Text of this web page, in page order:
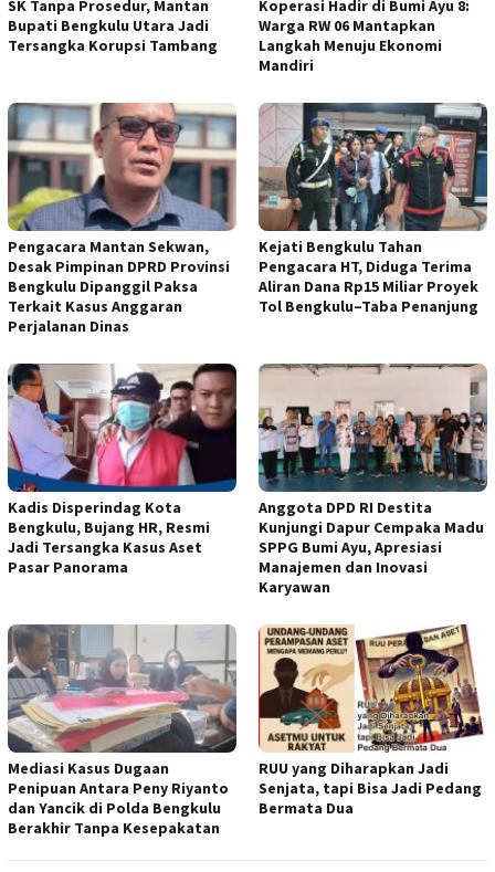
SK Tanpa Prosedur, Mantan
Bupati Bengkulu Utara Jadi
Tersangka Korupsi Tambang
Koperasi Hadir di Bumi Ayu 8:
Warga RW 06 Mantapkan
Langkah Menuju Ekonomi
Mandiri
Pengacara Mantan Sekwan,
Desak Pimpinan DPRD Provinsi
Bengkulu Dipanggil Paksa
Terkait Kasus Anggaran
Perjalanan Dinas
Kejati Bengkulu Tahan
Pengacara HT, Diduga Terima
Aliran Dana Rp15 Miliar Proyek
Tol Bengkulu–Taba Penanjung
Kadis Disperindag Kota
Bengkulu, Bujang HR, Resmi
Jadi Tersangka Kasus Aset
Pasar Panorama
Anggota DPD RI Destita
Kunjungi Dapur Cempaka Madu
SPPG Bumi Ayu, Apresiasi
Manajemen dan Inovasi
Karyawan
Mediasi Kasus Dugaan
Penipuan Antara Peny Riyanto
dan Yancik di Polda Bengkulu
Berakhir Tanpa Kesepakatan
RUU yang Diharapkan Jadi
Senjata, tapi Bisa Jadi Pedang
Bermata Dua